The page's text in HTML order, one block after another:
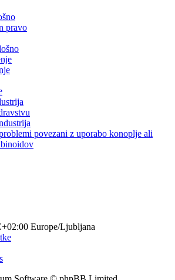
pravo
povezani z uporabo konoplje ali
Europe/Ljubljana